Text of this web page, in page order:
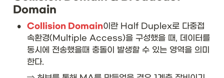
Domain
• Collision Domain이란 Half Duplex로 다중접
속환경(Multiple Access)을 구성했을 때, 데이터를
동시에 전송했을때 충돌이 발생할 수 있는 영역을 의미
한다.